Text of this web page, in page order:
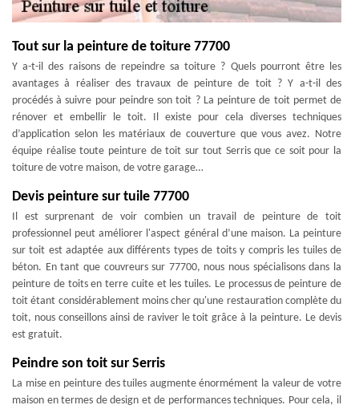
Tout sur la peinture de toiture 77700
Y a-t-il des raisons de repeindre sa toiture ? Quels pourront être les
avantages à réaliser des travaux de peinture de toit ? Y a-t-il des
procédés à suivre pour peindre son toit ? La peinture de toit permet de
rénover et embellir le toit. Il existe pour cela diverses techniques
d’application selon les matériaux de couverture que vous avez. Notre
équipe réalise toute peinture de toit sur tout Serris que ce soit pour la
toiture de votre maison, de votre garage…
Devis peinture sur tuile 77700
Il est surprenant de voir combien un travail de peinture de toit
professionnel peut améliorer l'aspect général d’une maison. La peinture
sur toit est adaptée aux différents types de toits y compris les tuiles de
béton. En tant que couvreurs sur 77700, nous nous spécialisons dans la
peinture de toits en terre cuite et les tuiles. Le processus de peinture de
toit étant considérablement moins cher qu'une restauration complète du
toit, nous conseillons ainsi de raviver le toit grâce à la peinture. Le devis
est gratuit.
Peindre son toit sur Serris
La mise en peinture des tuiles augmente énormément la valeur de votre
maison en termes de design et de performances techniques. Pour cela, il